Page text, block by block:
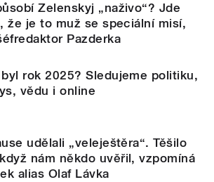
Zelenskyj „naživo“? Jde
že je to muž se speciální misí,
Pazderka
rok 2025? Sledujeme politiku,
vědu i online
udělali „veleještěra“. Těšilo
nám někdo uvěřil, vzpomíná
alias Olaf Lávka